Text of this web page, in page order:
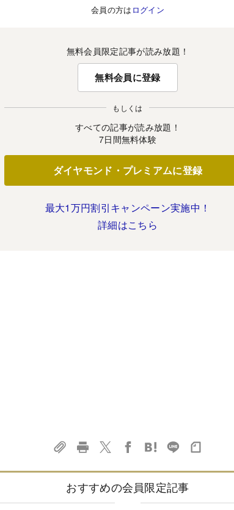
会員の方は ログイン
無料会員限定記事が読み放題！
無料会員に登録
もしくは
すべての記事が読み放題！
7日間無料体験
ダイヤモンド・プレミアムに登録
最大1万円割引キャンペーン実施中！
詳細はこちら
おすすめの会員限定記事